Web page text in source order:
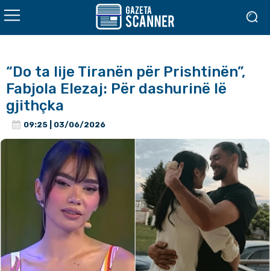
“Do ta lije Tiranën për Prishtinën”,
Fabjola Elezaj: Për dashurinë lë
gjithçka
09:25 | 03/06/2026